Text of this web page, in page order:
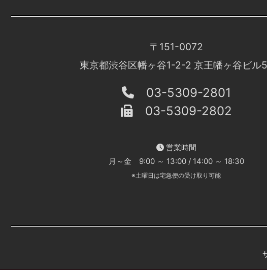
〒151-0072
東京都渋谷区幡ヶ谷1-2-2 京王幡ヶ谷ビル
03-5309-2801
03-5309-2802
営業時間
月～金 9:00 ～ 13:00 / 14:00 ～ 18:30
※土曜日は宅急便の受け取り可能